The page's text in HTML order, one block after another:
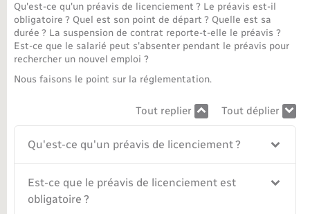
Nouvelle activité
Numérique
Organisation d’événement
Sécurité - Prévention
Seniors
Qu'est-ce qu'un préavis de licenciement ? Le préavis est-il
obligatoire ? Quel est son point de départ ? Quelle est sa
durée ? La suspension de contrat reporte-t-elle le préavis ?
Est-ce que le salarié peut s'absenter pendant le préavis pour
rechercher un nouvel emploi ?
Nous faisons le point sur la réglementation.
Tout replier Tout déplier
Qu'est-ce qu'un préavis de licenciement ?
Est-ce que le préavis de licenciement est
obligatoire ?